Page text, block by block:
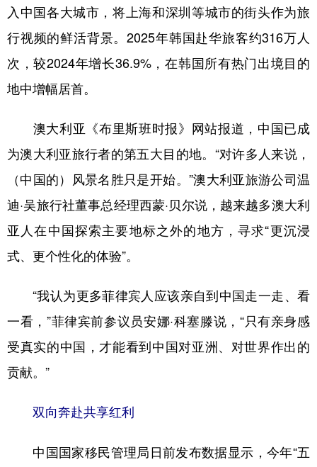
入中国各大城市，将上海和深圳等城市的街头作为旅
行视频的鲜活背景。2025年韩国赴华旅客约316万人
次，较2024年增长36.9%，在韩国所有热门出境目的
地中增幅居首。
澳大利亚《布里斯班时报》网站报道，中国已成
为澳大利亚旅行者的第五大目的地。“对许多人来说，
（中国的）风景名胜只是开始。”澳大利亚旅游公司温
迪·吴旅行社董事总经理西蒙·贝尔说，越来越多澳大利
亚人在中国探索主要地标之外的地方，寻求“更沉浸
式、更个性化的体验”。
“我认为更多菲律宾人应该亲自到中国走一走、看
一看，”菲律宾前参议员安娜·科塞滕说，“只有亲身感
受真实的中国，才能看到中国对亚洲、对世界作出的
贡献。”
双向奔赴共享红利
中国国家移民管理局日前发布数据显示，今年“五